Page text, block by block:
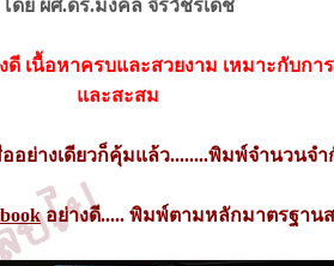
โดย ผศ.ดร.มงคล จิรวัชรเดช
เนื้อหาครบและสวยงาม เหมาะกับกา
และสะสม
ย่างเดียวก็คุ้มแล้ว........พิมพ์จำนวนจำ
อย่างดี..... พิมพ์ตามหลักมาตรฐาน